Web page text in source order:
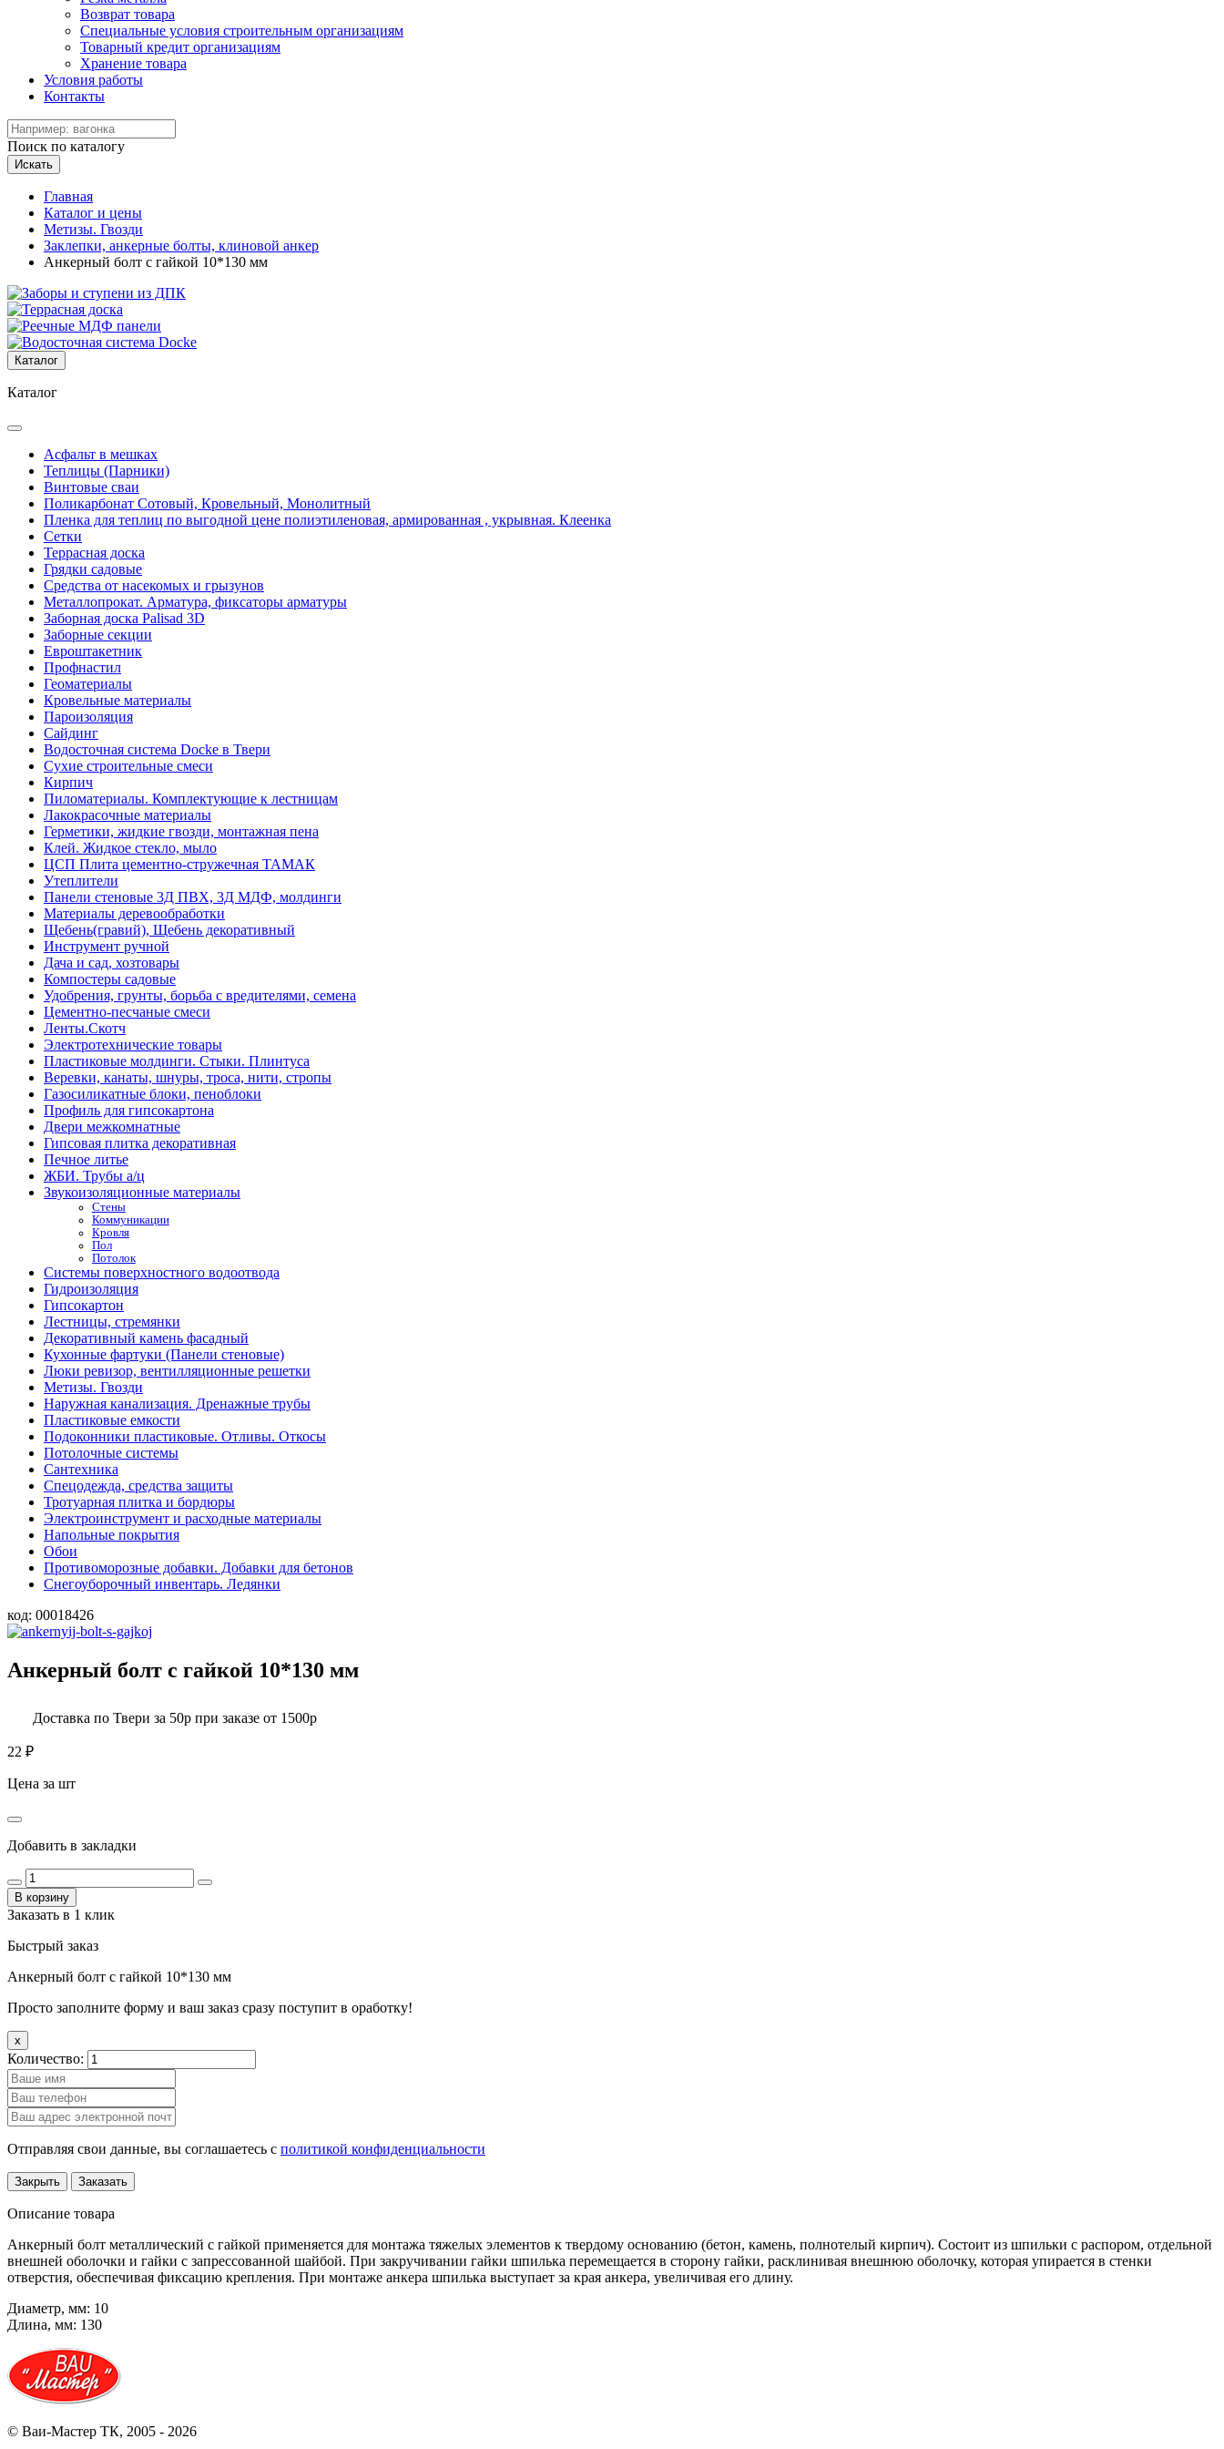
Возврат товара
Специальные условия строительным организациям
Товарный кредит организациям
Хранение товара
Условия работы
Контакты
Поиск по каталогу
Искать
Главная
Каталог и цены
Метизы. Гвозди
Заклепки, анкерные болты, клиновой анкер
Анкерный болт с гайкой 10*130 мм
Каталог
Каталог
Асфальт в мешках
Теплицы (Парники)
Винтовые сваи
Поликарбонат Сотовый, Кровельный, Монолитный
Пленка для теплиц по выгодной цене полиэтиленовая, армированная , укрывная. Клеенка
Сетки
Террасная доска
Грядки садовые
Средства от насекомых и грызунов
Металлопрокат. Арматура, фиксаторы арматуры
Заборная доска Palisad 3D
Заборные секции
Евроштакетник
Профнастил
Геоматериалы
Кровельные материалы
Пароизоляция
Сайдинг
Водосточная система Docke в Твери
Сухие строительные смеси
Кирпич
Пиломатериалы. Комплектующие к лестницам
Лакокрасочные материалы
Герметики, жидкие гвозди, монтажная пена
Клей. Жидкое стекло, мыло
ЦСП Плита цементно-стружечная ТАМАК
Утеплители
Панели стеновые 3Д ПВХ, 3Д МДФ, молдинги
Материалы деревообработки
Щебень(гравий), Щебень декоративный
Инструмент ручной
Дача и сад, хозтовары
Компостеры садовые
Удобрения, грунты, борьба с вредителями, семена
Цементно-песчаные смеси
Ленты.Скотч
Электротехнические товары
Пластиковые молдинги. Стыки. Плинтуса
Веревки, канаты, шнуры, троса, нити, стропы
Газосиликатные блоки, пеноблоки
Профиль для гипсокартона
Двери межкомнатные
Гипсовая плитка декоративная
Печное литье
ЖБИ. Трубы а/ц
Звукоизоляционные материалы
Стены
Коммуникации
Кровля
Пол
Потолок
Системы поверхностного водоотвода
Гидроизоляция
Гипсокартон
Лестницы, стремянки
Декоративный камень фасадный
Кухонные фартуки (Панели стеновые)
Люки ревизор, вентилляционные решетки
Метизы. Гвозди
Наружная канализация. Дренажные трубы
Пластиковые емкости
Подоконники пластиковые. Отливы. Откосы
Потолочные системы
Сантехника
Спецодежда, средства защиты
Тротуарная плитка и бордюры
Электроинструмент и расходные материалы
Напольные покрытия
Обои
Противоморозные добавки. Добавки для бетонов
Снегоуборочный инвентарь. Ледянки
код: 00018426
Анкерный болт с гайкой 10*130 мм
Доставка по Твери за 50р при заказе от 1500р
22 ₽
Цена за шт
Добавить в закладки
В корзину
Заказать в 1 клик
Быстрый заказ
Анкерный болт с гайкой 10*130 мм
Просто заполните форму и ваш заказ сразу поступит в оработку!
x
Количество:
Отправляя свои данные, вы соглашаетесь с политикой конфиденциальности
Закрыть Заказать
Описание товара
Анкерный болт металлический с гайкой применяется для монтажа тяжелых элементов к твердому основанию (бетон, камень, полнотелый кирпич). Состоит из шпильки с распором, отдельной
внешней оболочки и гайки с запрессованной шайбой. При закручивании гайки шпилька перемещается в сторону гайки, расклинивая внешнюю оболочку, которая упирается в стенки
отверстия, обеспечивая фиксацию крепления. При монтаже анкера шпилька выступает за края анкера, увеличивая его длину.
Диаметр, мм: 10
Длина, мм: 130
© Ваи-Мастер ТК, 2005 - 2026